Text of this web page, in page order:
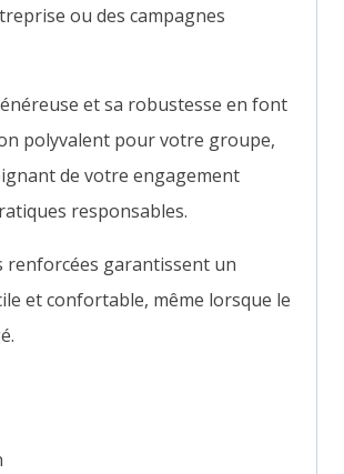
ou des campagnes
et sa robustesse en font
polyvalent pour votre groupe,
de votre engagement
responsables.
renforcées garantissent un
et confortable, même lorsque le